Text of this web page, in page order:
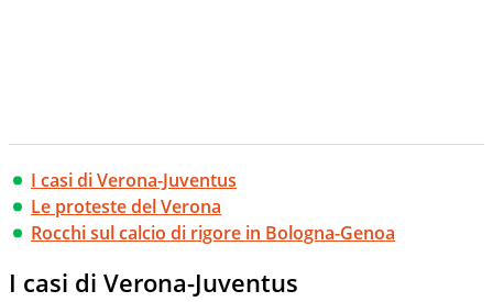
I casi di Verona-Juventus
Le proteste del Verona
Rocchi sul calcio di rigore in Bologna-Genoa
I casi di Verona-Juventus